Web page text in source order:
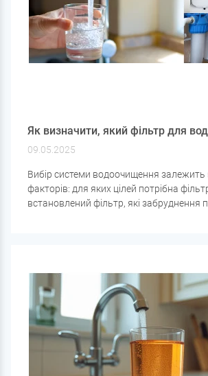
Як визначити, який фільтр для
09.05.2025
Вибір системи водоочищення залежить
факторів: для яких цілей потрібна
встановлений фільтр, які забруднення